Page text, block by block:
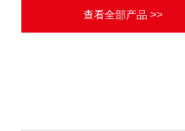
查看全部产品 >>